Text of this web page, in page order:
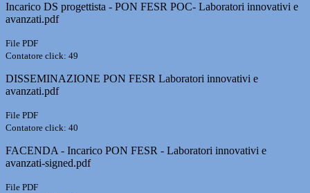
Incarico DS progettista - PON FESR POC- Laboratori innovativi e
avanzati.pdf
File PDF
Contatore click: 49
DISSEMINAZIONE PON FESR Laboratori innovativi e
avanzati.pdf
File PDF
Contatore click: 40
FACENDA - Incarico PON FESR - Laboratori innovativi e
avanzati-signed.pdf
File PDF